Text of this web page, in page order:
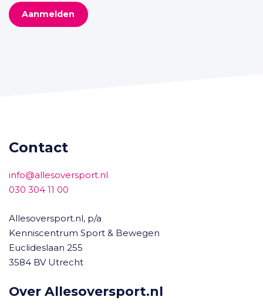
Aanmelden
Contact
info@allesoversport.nl
030 304 11 00
Allesoversport.nl, p/a
Kenniscentrum Sport & Bewegen
Euclideslaan 255
3584 BV Utrecht
Over Allesoversport.nl